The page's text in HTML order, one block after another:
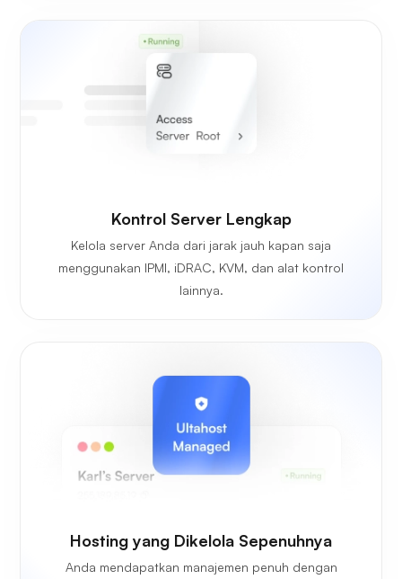
Kontrol Server Lengkap
Kelola server Anda dari jarak jauh kapan saja
menggunakan IPMI, iDRAC, KVM, dan alat kontrol
lainnya.
Hosting yang Dikelola Sepenuhnya
Anda mendapatkan manajemen penuh dengan